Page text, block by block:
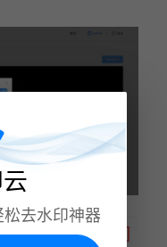
去水印神器